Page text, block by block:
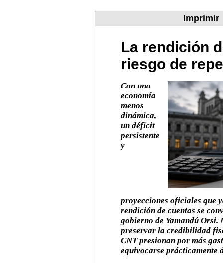
Imprimir
La rendición
riesgo de
Con una
economía
menos
dinámica,
un déficit
persistente
y
proyecciones oficiales que
rendición de cuentas se
gobierno de Yamandú
preservar la credibilidad
CNT presionan por más
equivocarse prácticamente